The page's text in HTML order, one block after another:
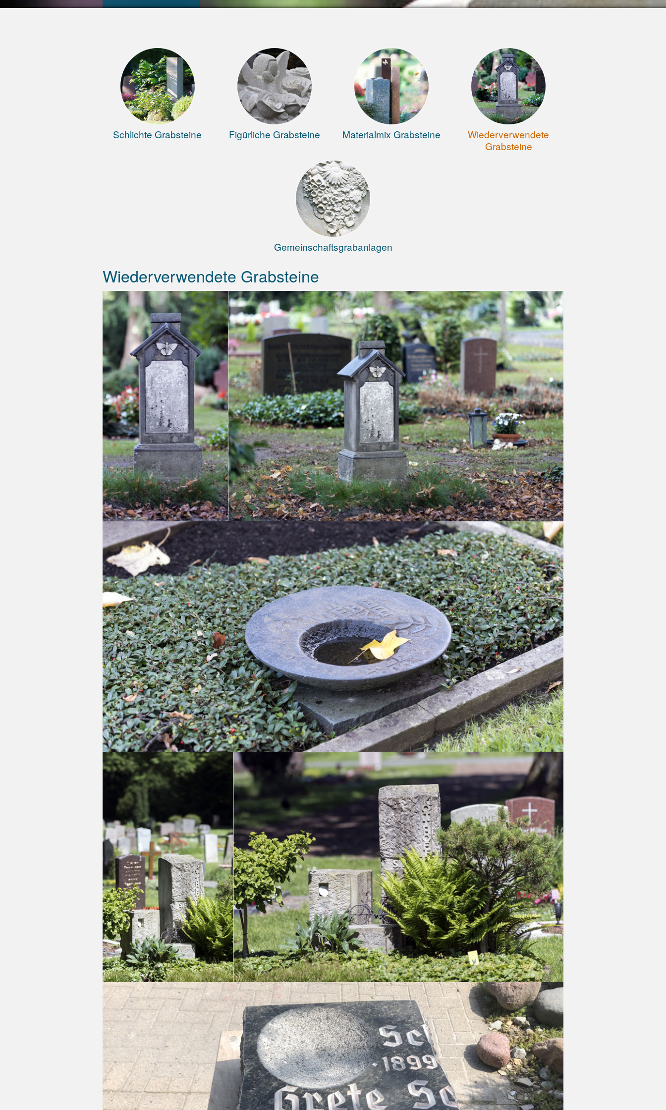
Schlichte Grabsteine Figürliche Grabsteine Materialmix Grabsteine
Wiederverwendete
Grabsteine
Gemeinschaftsgrabanlagen
Wiederverwendete Grabsteine